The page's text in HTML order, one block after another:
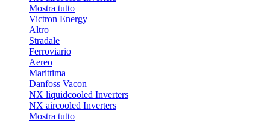
Mostra tutto
Victron Energy
Altro
Stradale
Ferroviario
Aereo
Marittima
Danfoss Vacon
NX liquidcooled Inverters
NX aircooled Inverters
Mostra tutto